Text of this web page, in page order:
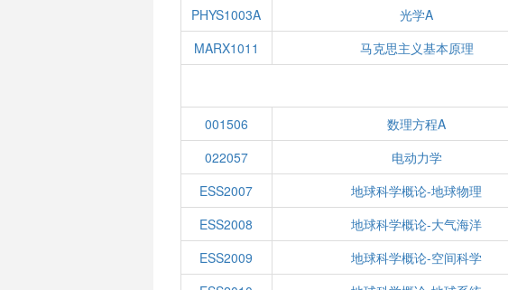
PHYS1003A
光学A
MARX1011
马克思主义基本原理
001506 数理方程A
022057
电动力学
ESS2007
地球科学概论-地球物理
ESS2008
地球科学概论-大气海洋
ESS2009
地球科学概论-空间科学